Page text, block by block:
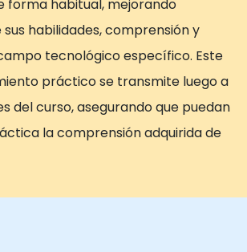
forma habitual, mejorando
habilidades, comprensión y
tecnológico específico. Este
práctico se transmite luego a
del curso, asegurando que puedan
la comprensión adquirida de